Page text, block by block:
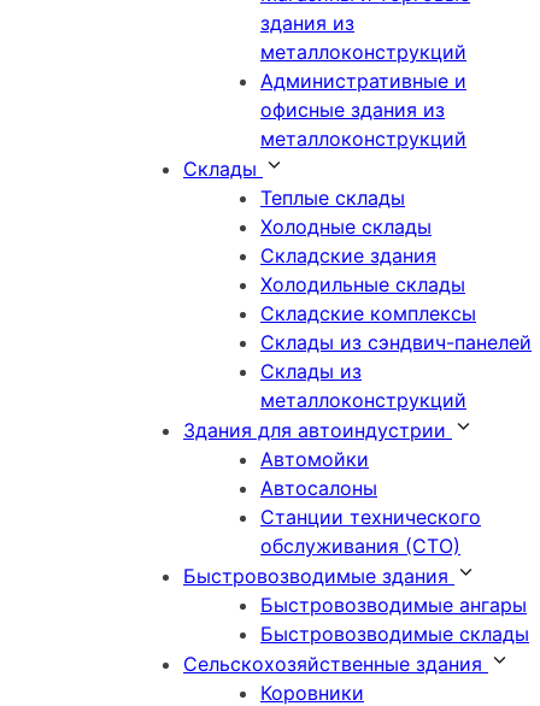
здания из
металлоконструкций
Административные и
офисные здания из
металлоконструкций
Склады
Теплые склады
Холодные склады
Складские здания
Холодильные склады
Складские комплексы
Склады из сэндвич-панелей
Склады из
металлоконструкций
Здания для автоиндустрии
Автомойки
Автосалоны
Станции технического
обслуживания (СТО)
Быстровозводимые здания
Быстровозводимые ангары
Быстровозводимые склады
Сельскохозяйственные здания
Коровники